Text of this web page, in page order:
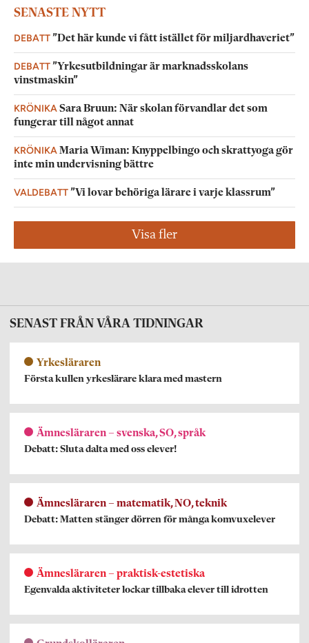
SENASTE NYTT
DEBATT”Det här kunde vi fått istället för miljardhaveriet”
DEBATT”Yrkesutbildningar är marknadsskolans
vinstmaskin”
KRÖNIKA Sara Bruun: När skolan förvandlar det som
fungerar till något annat
KRÖNIKA Maria Wiman: Knyppelbingo och skrattyoga gör
inte min undervisning bättre
VALDEBATT”Vi lovar behöriga lärare i varje klassrum”
Visa fler
SENAST FRÅN VÅRA TIDNINGAR
Yrkesläraren
Första kullen yrkeslärare klara med mastern
Ämnesläraren – svenska, SO, språk
Debatt: Sluta dalta med oss elever!
Ämnesläraren – matematik, NO, teknik
Debatt: Matten stänger dörren för många komvuxelever
Ämnesläraren – praktisk-estetiska
Egenvalda aktiviteter lockar tillbaka elever till idrotten